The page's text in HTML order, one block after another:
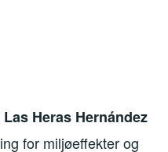
Heras Hernández
for miljøeffekter og